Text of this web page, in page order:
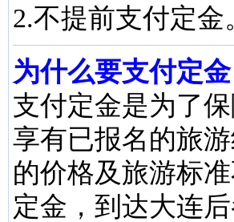
2.不提前支付定金
为什么要支付定金
支付定金是为了
享有已报名的旅
的价格及旅游标
定金，到达大连